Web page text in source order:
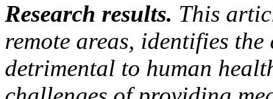
Research results. This
remote areas, identifies
detrimental to human